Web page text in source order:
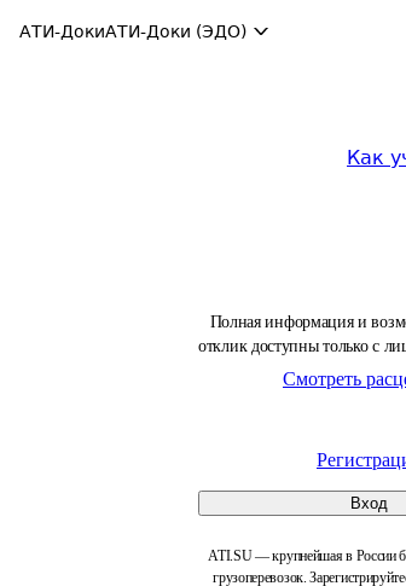
АТИ-ДокиАТИ-Доки (ЭДО)
Как
Полная информация и
отклик доступны только с
Смотреть
Вход
ATI.SU — крупнейшая в России
грузоперевозок.